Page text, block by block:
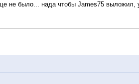
не было... нада чтобы James75 выложил,